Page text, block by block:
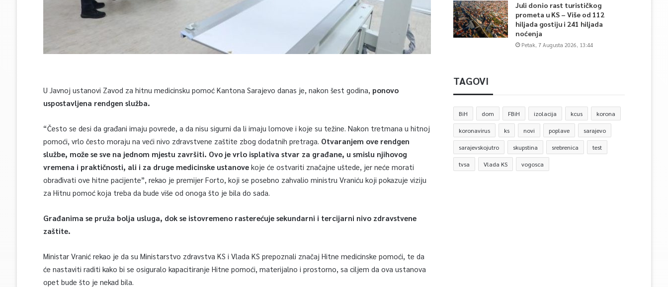
U Javnoj ustanovi Zavod za hitnu medicinsku pomoć Kantona Sarajevo danas je, nakon šest godina, ponovo
uspostavljena rendgen služba.
“Često se desi da građani imaju povrede, a da nisu sigurni da li imaju lomove i koje su težine. Nakon tretmana u hitnoj
pomoći, vrlo često moraju na veći nivo zdravstvene zaštite zbog dodatnih pretraga. Otvaranjem ove rendgen
službe, može se sve na jednom mjestu završiti. Ovo je vrlo isplativa stvar za građane, u smislu njihovog
vremena i praktičnosti, ali i za druge medicinske ustanove koje će ostvariti značajne uštede, jer neće morati
obrađivati ove hitne pacijente”, rekao je premijer Forto, koji se posebno zahvalio ministru Vraniću koji pokazuje viziju
za Hitnu pomoć koja treba da bude više od onoga što je bila do sada.
Građanima se pruža bolja usluga, dok se istovremeno rasterećuje sekundarni i tercijarni nivo zdravstvene
zaštite.
Ministar Vranić rekao je da su Ministarstvo zdravstva KS i Vlada KS prepoznali značaj Hitne medicinske pomoći, te da
će nastaviti raditi kako bi se osiguralo kapacitiranje Hitne pomoći, materijalno i prostorno, sa ciljem da ova ustanova
opet bude što je nekad bila.
Juli donio rast turističkog
prometa u KS – Više od 112
hiljada gostiju i 241 hiljada
noćenja
Petak, 7 Augusta 2026, 13:44
TAGOVI
BiH dom FBiH izolacija kcus korona
koronavirus ks novi poplave sarajevo
sarajevskojutro skupstina srebrenica test
tvsa Vlada KS vogosca